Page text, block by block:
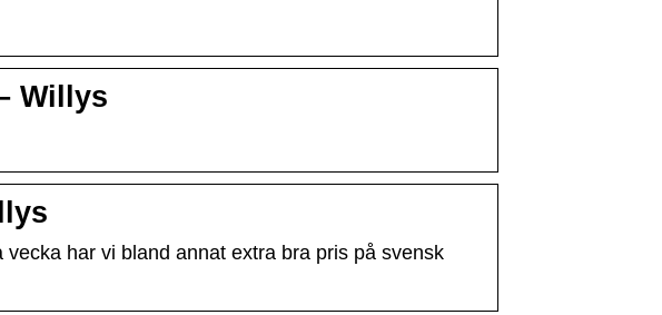
Willys
har vi bland annat extra bra pris på svensk